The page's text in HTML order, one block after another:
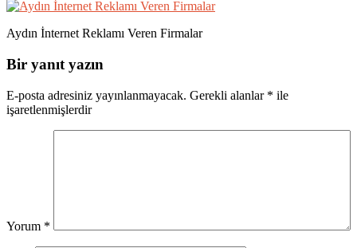
Aydın İnternet Reklamı Veren Firmalar
Bir yanıt yazın
E-posta adresiniz yayınlanmayacak. Gerekli alanlar * ile
işaretlenmişlerdir
Yorum *